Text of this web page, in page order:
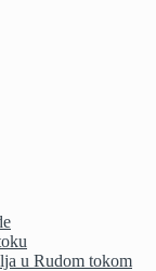
u Rudom tokom